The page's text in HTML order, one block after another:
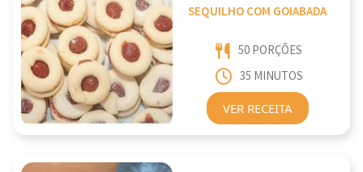
SEQUILHO COM GOIABADA
50 PORÇÕES
35 MINUTOS
VER RECEITA